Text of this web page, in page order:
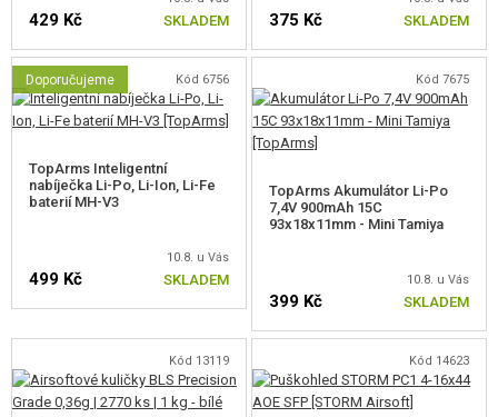
úrovní přítlaku.
Tělo zbraně je vyrobeno zodolného nylonu. Po celé délce horního strany
je integrovanáRIS lišta pro montáž puškohledu
. Na spodní straně je
krátká šestislotová RIS lištapro montáž dvojnožky. Vzhledem k extrémně
nízké hmotnosti zbraně ji však nebudete potřebovat.
PC1 nabízí výjimečný výkon! U této nové revoluční odstřelovací pušky
nutná žádná úprava dílů, žádný upgrade!
429 Kč SKLADEM 375 Kč SKLADEM
Doporučujeme Kód 6756
TopArms Inteligentní
nabíječka Li-Po, Li-Ion, Li-Fe
baterií MH-V3
10.8. u Vás
499 Kč SKLADEM
Kód 7675
TopArms Akumulátor Li-Po
7,4V 900mAh 15C
93x18x11mm - Mini Tamiya
10.8. u Vás
399 Kč SKLADEM
Kód 13119 Kód 14623